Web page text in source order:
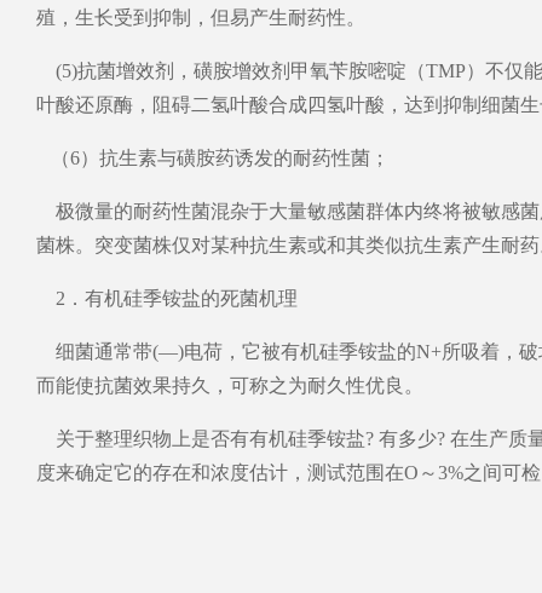
殖，生长受到抑制，但易产生耐药性。
(5)抗菌增效剂，磺胺增效剂甲氧苄胺嘧啶（TMP）不仅
叶酸还原酶，阻碍二氢叶酸合成四氢叶酸，达到抑制细菌
（6）抗生素与磺胺药诱发的耐药性菌；
极微量的耐药性菌混杂于大量敏感菌群体内终将被敏感
菌株。突变菌株仅对某种抗生素或和其类似抗生素产生耐
2．有机硅季铵盐的死菌机理
细菌通常带(—)电荷，它被有机硅季铵盐的N+所吸着，
而能使抗菌效果持久，可称之为耐久性优良。
关于整理织物上是否有有机硅季铵盐? 有多少? 在生产质
度来确定它的存在和浓度估计，测试范围在O～3%之间可